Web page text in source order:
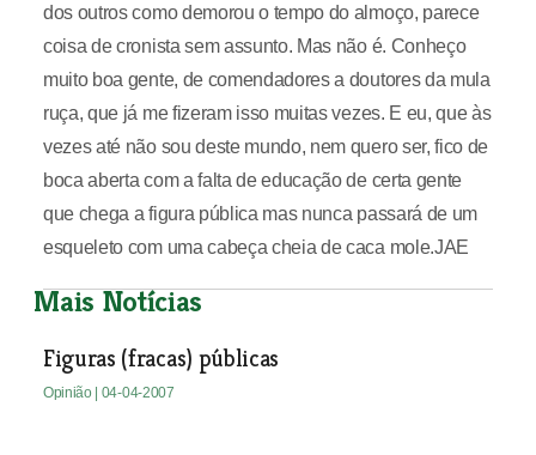
dos outros como demorou o tempo do almoço, parece
coisa de cronista sem assunto. Mas não é. Conheço
muito boa gente, de comendadores a doutores da mula
ruça, que já me fizeram isso muitas vezes. E eu, que às
vezes até não sou deste mundo, nem quero ser, fico de
boca aberta com a falta de educação de certa gente
que chega a figura pública mas nunca passará de um
esqueleto com uma cabeça cheia de caca mole.JAE
Mais Notícias
Figuras (fracas) públicas
Opinião | 04-04-2007